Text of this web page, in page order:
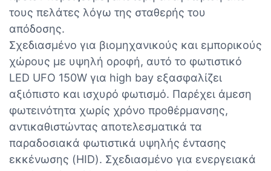
τους πελάτες λόγω της σταθερής του
απόδοσης.
Σχεδιασμένο για βιομηχανικούς και εμπορικούς
χώρους με υψηλή οροφή, αυτό το φωτιστικό
LED UFO 150W για high bay εξασφαλίζει
αξιόπιστο και ισχυρό φωτισμό. Παρέχει άμεση
φωτεινότητα χωρίς χρόνο προθέρμανσης,
αντικαθιστώντας αποτελεσματικά τα
παραδοσιακά φωτιστικά υψηλής έντασης
εκκένωσης (HID). Σχεδιασμένο για ενεργειακά